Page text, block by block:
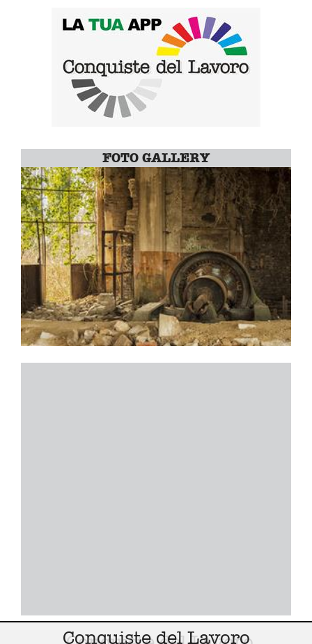
FOTO GALLERY
Conquiste del Lavoro